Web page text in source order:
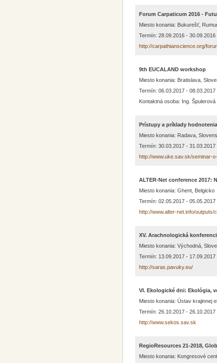
Forum Carpaticum 2016 -
Miesto konania: Bukurešť,
Termín: 28.09.2016 - 30.09.2016
http://carpathianscience.org/
9th EUCALAND workshop
Miesto konania: Bratislava,
Termín: 06.03.2017 - 08.03.2017
Kontaktná osoba: Ing.
Prístupy a príklady
Miesto konania: Radava,
Termín: 30.03.2017 - 31.03.2017
http://www.uke.sav.sk/seminar-
ALTER-Net conference 2017:
Miesto konania: Ghent, Belgicko
Termín: 02.05.2017 - 05.05.2017
http://www.alter-net.info/outputs/
XV. Arachnologická
Miesto konania: Východná,
Termín: 13.09.2017 - 17.09.2017
http://saras.pavuky.eu/
VI. Ekologické dni: Ekológia,
Miesto konania: Ústav krajinnej
Termín: 26.10.2017 - 26.10.2017
http://www.sekos.sav.sk
RegioResources 21-2018,
Miesto konania: Kongresové